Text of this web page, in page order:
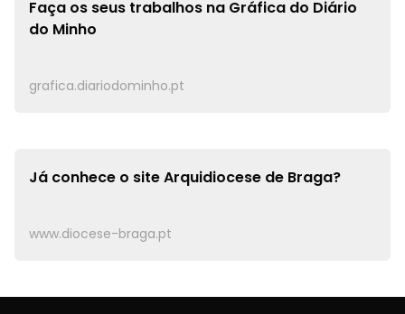
Faça os seus trabalhos na Gráfica do Diário
do Minho
grafica.diariodominho.pt
Já conhece o siteArquidiocese de Braga?
www.diocese-braga.pt